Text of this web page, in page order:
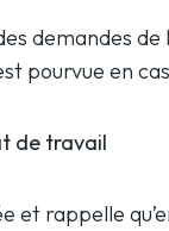
demandes
pourvue en
de travail
et rappelle